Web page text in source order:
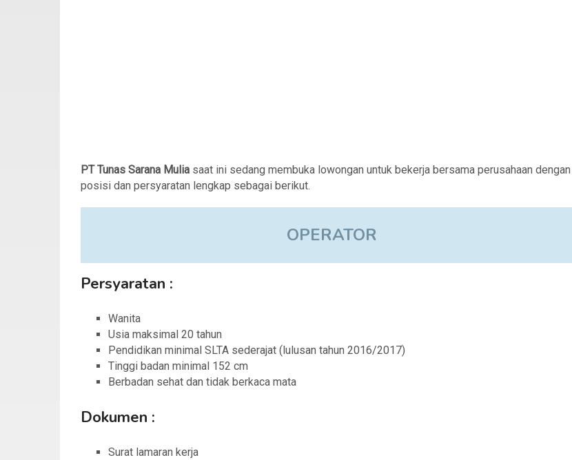
PT Tunas Sarana Mulia saat ini sedang membuka lowongan untuk bekerja bersama perusahaan dengan
posisi dan persyaratan lengkap sebagai berikut.
OPERATOR
Persyaratan :
Wanita
Usia maksimal 20 tahun
Pendidikan minimal SLTA sederajat (lulusan tahun 2016/2017)
Tinggi badan minimal 152 cm
Berbadan sehat dan tidak berkaca mata
Dokumen :
Surat lamaran kerja